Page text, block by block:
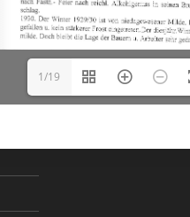
1/19